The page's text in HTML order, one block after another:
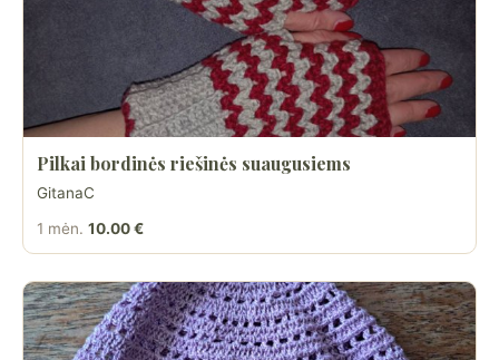
Pilkai bordinės riešinės suaugusiems
GitanaC
1 mėn. 10.00 €